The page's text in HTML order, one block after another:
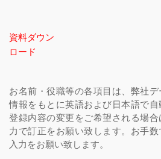
資料ダウン
ロード
お名前・役職等の各項目は、弊社
情報をもとに英語および日本語で
登録内容の変更をご希望される場
力で訂正をお願い致します。お手
入力をお願い致します。